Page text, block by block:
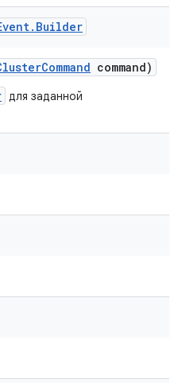
. Builder
Command command)
для заданной